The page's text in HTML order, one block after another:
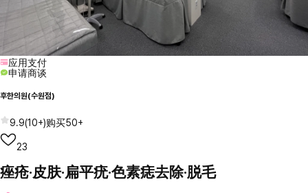
应用支付
申请商谈
후한의원(수원점)
9.9(10+)购买50+
23
痤疮·皮肤·扁平疣·色素痣去除·脱毛